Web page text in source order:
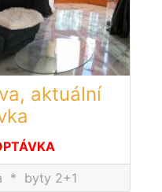
aktuální
* byty 2+1